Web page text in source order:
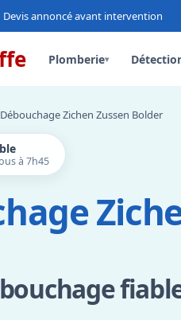
Devis annoncé avant intervention
Plomberie▾
Débouchage Zichen Zussen Bolder
à 7h45